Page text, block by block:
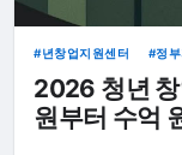
년창업지원센터 정
2026 청년
원부터 수억